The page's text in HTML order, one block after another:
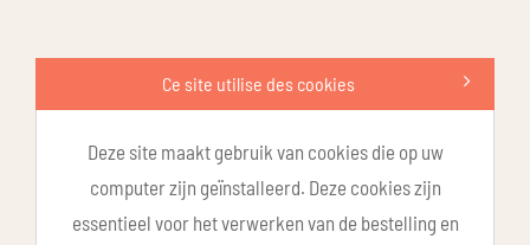
Ce site utilise des cookies
Deze site maakt gebruik van cookies die op uw
computer zijn geïnstalleerd. Deze cookies zijn
essentieel voor het verwerken van de bestelling en